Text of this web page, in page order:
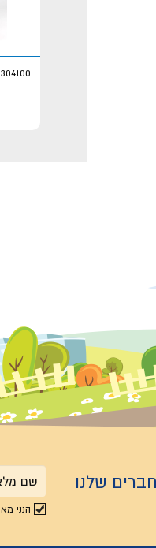
שלנו
שם הנני